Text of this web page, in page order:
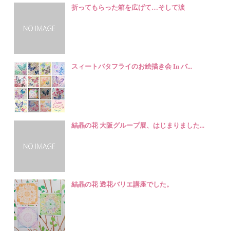
折ってもらった箱を広げて…そして涙
スィートバタフライのお絵描き会 In バ...
結晶の花 大阪グループ展、はじまりました...
結晶の花 透花バリエ講座でした。